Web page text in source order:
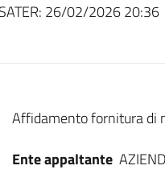
26/02/2026 20:36
Dati del bando
Affidamento fornitura di
Ente appaltante